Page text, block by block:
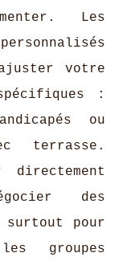
Les
votre
:
ou
terrasse.
des
pour
groupes